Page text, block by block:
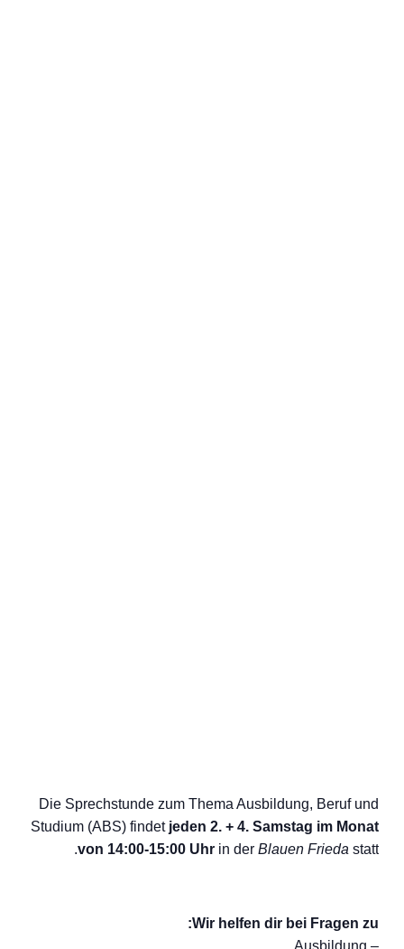
Die Sprechstunde zum Thema Ausbildung, Beruf und
Studium (ABS) findet jeden 2. + 4. Samstag im Monat
von 14:00-15:00 Uhr in der Blauen Frieda statt.
Wir helfen dir bei Fragen zu:
– Ausbildung